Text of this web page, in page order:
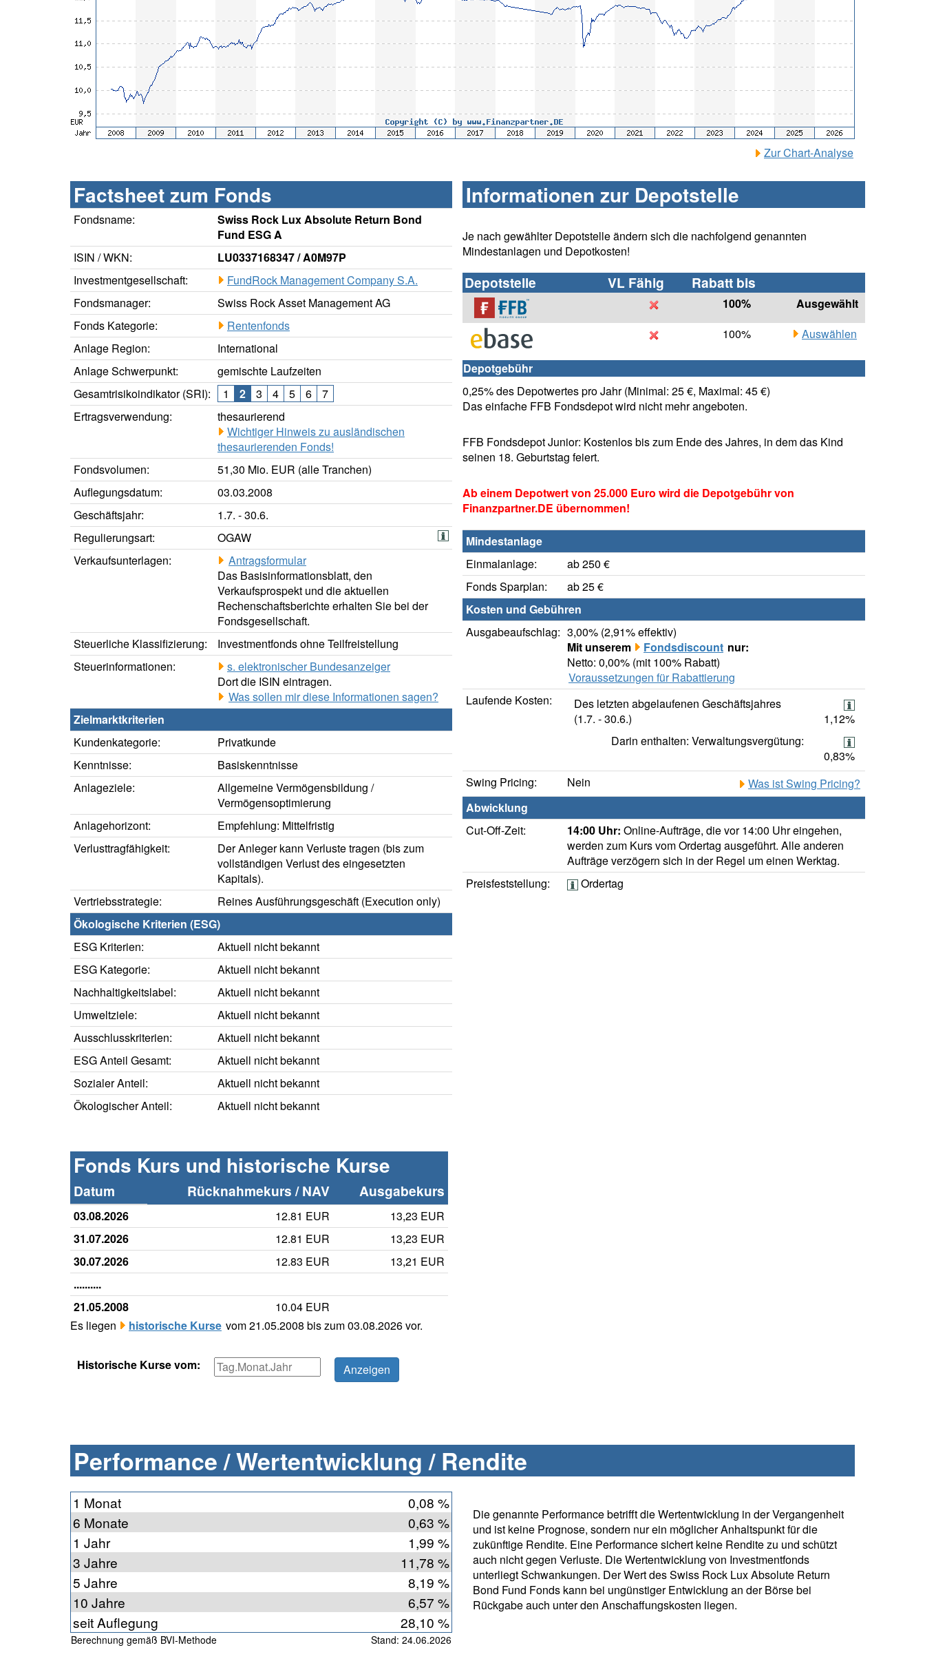
Zur Chart-Analyse
Factsheet zum Fonds
Fondsname:
Swiss Rock Lux Absolute Return Bond
Fund ESG A
ISIN / WKN:
LU0337168347 / A0M97P
Investmentgesellschaft:
FundRock Management Company S.A.
Fondsmanager:
Swiss Rock Asset Management AG
Fonds Kategorie:
Rentenfonds
Anlage Region:
International
Anlage Schwerpunkt:
gemischte Laufzeiten
Gesamtrisikoindikator (SRI):
1 2 3 4 5 6
7
Ertragsverwendung:
thesaurierend
Wichtiger Hinweis zu ausländischen
thesaurierenden Fonds!
Fondsvolumen:
51,30 Mio. EUR (alle Tranchen)
Auflegungsdatum:
03.03.2008
Geschäftsjahr:
1.7. - 30.6.
Regulierungsart:
OGAW
Verkaufsunterlagen:
Antragsformular
Das Basisinformationsblatt, den
Verkaufsprospekt und die aktuellen
Rechenschaftsberichte erhalten Sie bei der
Fondsgesellschaft.
Steuerliche Klassifizierung:
Investmentfonds ohne Teilfreistellung
Steuerinformationen:
s. elektronischer Bundesanzeiger
Dort die ISIN eintragen.
Was sollen mir diese Informationen sagen?
Zielmarktkriterien
Kundenkategorie:
Privatkunde
Kenntnisse:
Basiskenntnisse
Anlageziele:
Allgemeine Vermögensbildung /
Vermögensoptimierung
Anlagehorizont:
Empfehlung: Mittelfristig
Verlusttragfähigkeit:
Der Anleger kann Verluste tragen (bis zum
vollständigen Verlust des eingesetzten
Kapitals).
Vertriebsstrategie:
Reines Ausführungsgeschäft (Execution only)
Ökologische Kriterien (ESG)
ESG Kriterien:
Aktuell nicht bekannt
ESG Kategorie:
Aktuell nicht bekannt
Nachhaltigkeitslabel:
Aktuell nicht bekannt
Umweltziele:
Aktuell nicht bekannt
Ausschlusskriterien:
Aktuell nicht bekannt
ESG Anteil Gesamt:
Aktuell nicht bekannt
Sozialer Anteil:
Aktuell nicht bekannt
Ökologischer Anteil:
Aktuell nicht bekannt
Fonds Kurs und historische Kurse
Datum Rücknahmekurs / NAV Ausgabekurs
03.08.2026 12.81 EUR
13,23 EUR
31.07.2026
12.81 EUR
13,23 EUR
30.07.2026
12.83 EUR
13,21 EUR
..........
21.05.2008
10.04 EUR
Es liegen
historische Kurse vom 21.05.2008 bis zum 03.08.2026 vor.
Historische Kurse vom:
Informationen zur Depotstelle
Je nach gewählter Depotstelle ändern sich die nachfolgend genannten
Mindestanlagen und Depotkosten!
Depotstelle VL Fähig Rabatt bis
100%
Ausgewählt
100%
Auswählen
Depotgebühr
0,25% des Depotwertes pro Jahr (Minimal: 25 €, Maximal: 45 €)
Das einfache FFB Fondsdepot wird nicht mehr angeboten.
FFB Fondsdepot Junior: Kostenlos bis zum Ende des Jahres, in dem das Kind
seinen 18. Geburtstag feiert.
Ab einem Depotwert von 25.000 Euro wird die Depotgebühr von
Finanzpartner.DE übernommen!
Mindestanlage
Einmalanlage:
ab 250 €
Fonds Sparplan:
ab 25 €
Kosten und Gebühren
Ausgabeaufschlag: 3,00% (2,91% effektiv)
Mit unserem
Fondsdiscount nur:
Netto: 0,00% (mit 100% Rabatt)
Voraussetzungen für Rabattierung
Laufende Kosten:
Des letzten abgelaufenen Geschäftsjahres
(1.7. - 30.6.)
1,12%
Darin enthalten: Verwaltungsvergütung:
0,83%
Swing Pricing:
Nein
Was ist Swing Pricing?
Abwicklung
Cut-Off-Zeit:
14:00 Uhr: Online-Aufträge, die vor 14:00 Uhr eingehen,
werden zum Kurs vom Ordertag ausgeführt. Alle anderen
Aufträge verzögern sich in der Regel um einen Werktag.
Preisfeststellung:
Ordertag
Performance / Wertentwicklung / Rendite
1 Monat
0,08 %
6 Monate
0,63 %
1 Jahr
1,99 %
3 Jahre
11,78 %
5 Jahre
8,19 %
10 Jahre
6,57 %
seit Auflegung
28,10 %
Berechnung gemäß BVI-Methode Stand: 24.06.2026
Die genannte Performance betrifft die Wertentwicklung in der Vergangenheit
und ist keine Prognose, sondern nur ein möglicher Anhaltspunkt für die
zukünftige Rendite. Eine Performance sichert keine Rendite zu und schützt
auch nicht gegen Verluste. Die Wertentwicklung von Investmentfonds
unterliegt Schwankungen. Der Wert des Swiss Rock Lux Absolute Return
Bond Fund Fonds kann bei ungünstiger Entwicklung an der Börse bei
Rückgabe auch unter den Anschaffungskosten liegen.